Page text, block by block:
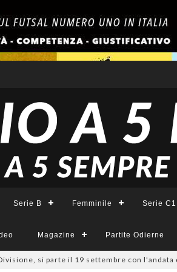
Serie B Femminile Serie C1
Magazine Partite Odierne
si parte il 19 settembre con l'andata del